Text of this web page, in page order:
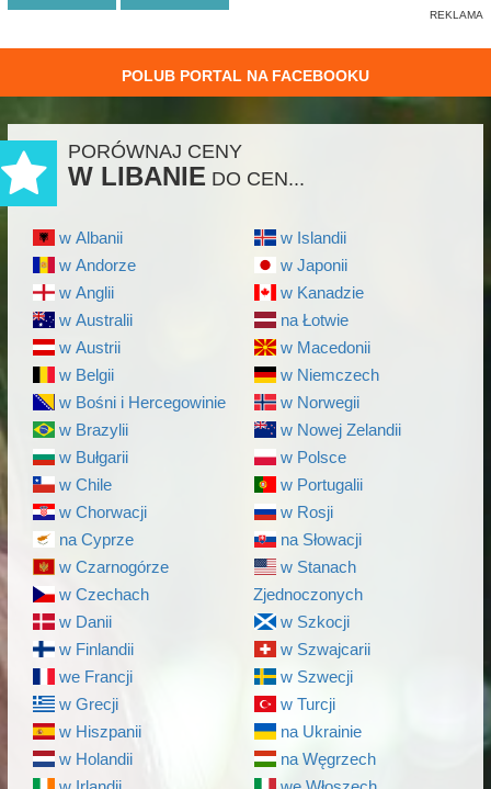
POLUB PORTAL NA FACEBOOKU
PORÓWNAJ CENY
W LIBANIE DO CEN...
w Albanii
w Andorze
w Anglii
w Australii
w Austrii
w Belgii
w Bośni i Hercegowinie
w Brazylii
w Bułgarii
w Chile
w Chorwacji
na Cyprze
w Czarnogórze
w Czechach
w Danii
w Finlandii
we Francji
w Grecji
w Hiszpanii
w Holandii
w Islandii
w Japonii
w Kanadzie
na Łotwie
w Macedonii
w Niemczech
w Norwegii
w Nowej Zelandii
w Polsce
w Portugalii
w Rosji
na Słowacji
w Stanach
Zjednoczonych
w Szkocji
w Szwajcarii
w Szwecji
w Turcji
na Ukrainie
na Węgrzech